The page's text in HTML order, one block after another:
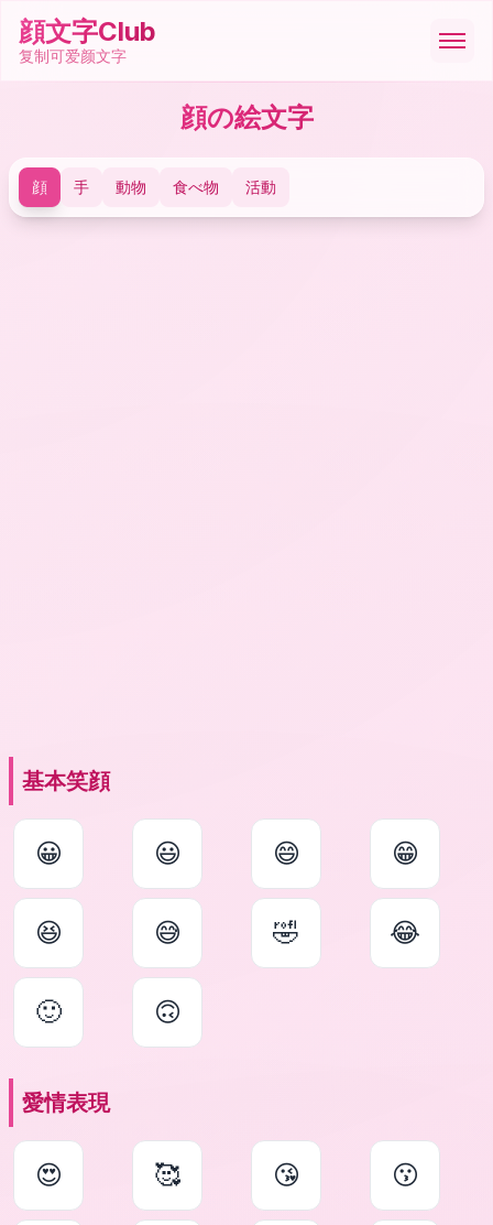
顔文字Club
复制可爱颜文字
顔文字
絵文字
顔の絵文字
顔 手 動物 食べ物 活動
基本笑顔
😀 😃 😄 😁
😆 😅 🤣 😂
🙂 🙃
愛情表現
😍 🥰 😘 😗